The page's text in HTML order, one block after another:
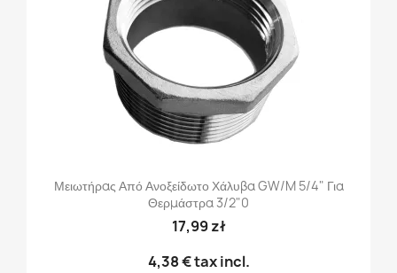
Μειωτήρας Από Ανοξείδωτο Χάλυβα GW/M 5/4" Για
Θερμάστρα 3/2"0
17,99 zł
4,38 €tax incl.